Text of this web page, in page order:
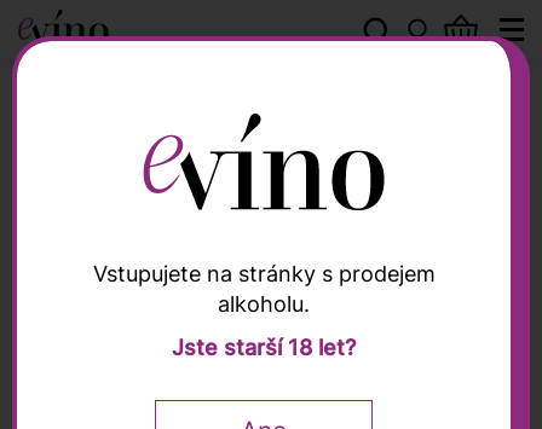
Sallier de La Tour
Syrah "La Monaca" DOC
2021, Sallier de La Tour,
Vstupujete na stránky s prodejem
alkoholu.
Jste starší 18 let?